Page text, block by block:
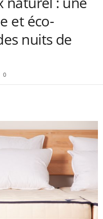
et éco-
nuits de
0